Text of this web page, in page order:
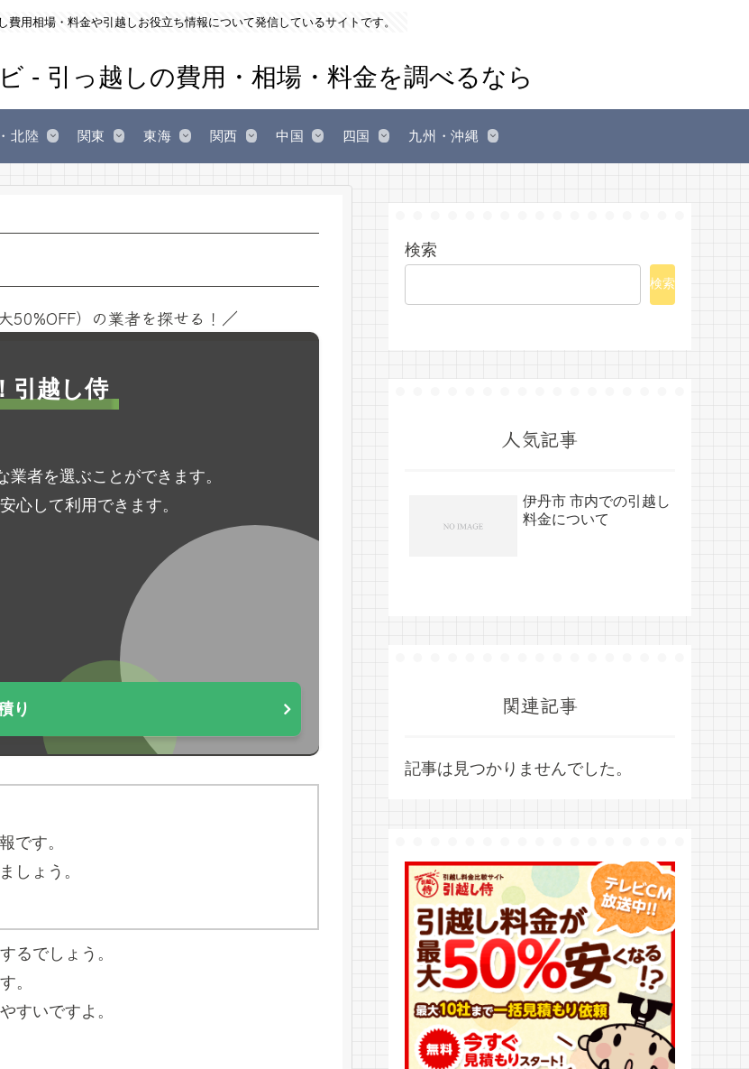
費用相場・料金や引越しお役立ち情報について発信しているサイトです。
北陸 関東 東海 関西 中国 四国 九州・沖縄
50%OFF）の業者を探せる！／
引越し侍
者を選ぶことができます。
心して利用できます。
り
です。
しょう。
るでしょう。
。
すいですよ。
検索
検索
人気記事
伊丹市 市内での引越し
料金について
関連記事
記事は見つかりませんでした。